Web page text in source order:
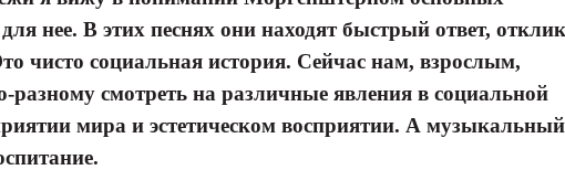
нее. В этих песнях они находят быстрый ответ, отклик
чисто социальная история. Сейчас нам, взрослым,
разному смотреть на различные явления в социальной
мира и эстетическом восприятии. А музыкальный